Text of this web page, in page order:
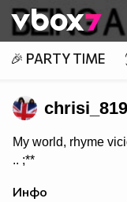
👾
🎉 PARTY TIME
chrisi_819
My world, rhyme
.. ;**
Инфо